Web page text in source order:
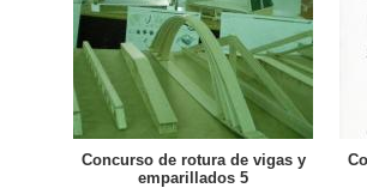
Concurso de rotura de vigas y
emparillados 5